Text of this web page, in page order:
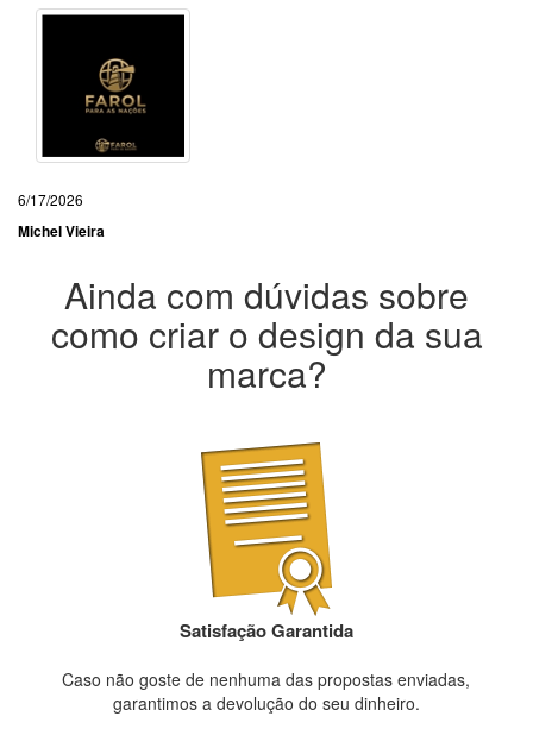
6/17/2026
Michel Vieira
Ainda com dúvidas sobre
como criar o design da sua
marca?
Satisfação Garantida
Caso não goste de nenhuma das propostas enviadas,
garantimos a devolução do seu dinheiro.